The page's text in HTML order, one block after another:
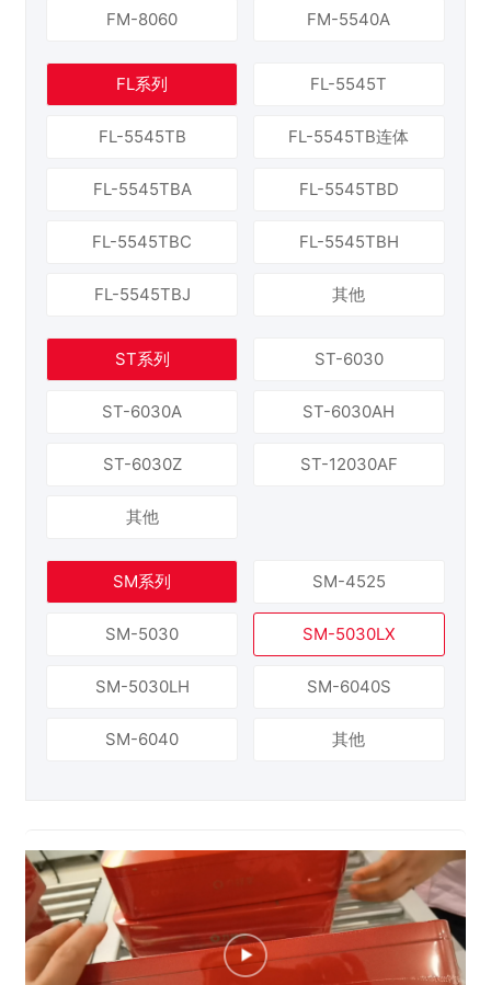
FM-8060 FM-5540A
FL系列 FL-5545T
FL-5545TB FL-5545TB连体
FL-5545TBA FL-5545TBD
FL-5545TBC FL-5545TBH
FL-5545TBJ 其他
ST系列 ST-6030
ST-6030A ST-6030AH
ST-6030Z ST-12030AF
其他
SM系列 SM-4525
SM-5030 SM-5030LX
SM-5030LH SM-6040S
SM-6040 其他